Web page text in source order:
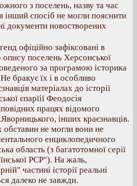
з поселень, назву та час
інший спосіб не могли пояснити
документи новостворених
офіційно зафіксовані в
опису поселень Херсонської
за програмою історика
бракує їх і в особливо
матеріалах до історії
єпарїії Феодосія
працях відомого
інших краєзнавців.
обставин не могли вони не
енциклопедичного
область (з багатотомної серії
РСР"). На жаль,
частині історії реальні
далеко не завжди.